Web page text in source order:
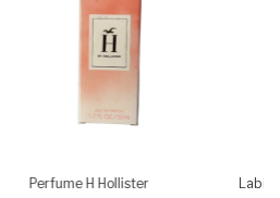
Perfume H Hollister